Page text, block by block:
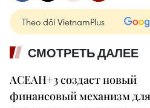
Theo dõi VietnamPlus
СМОТРЕТЬ ДАЛЕЕ
АСЕАН+3 создаст новый
финансовый механизм для